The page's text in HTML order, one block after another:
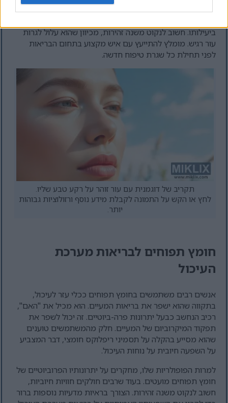
בעוד שחלק מהאנשים מדווחים על תוצאות חיוביות משימוש
ביעילותו. חשוב לנקוט משנה זהירות, מכיוון שהוא עלול לגרות
עור רגיש. מומלץ להתייעץ עם איש מקצוע בתחום הבריאות
לפני תחילת כל שגרת טיפוח חדשה.
תקריב של דוגמנית עם עור זוהר על רקע טבע שליו.
לחץ או הקש על התמונה לקבלת מידע נוסף ורזולוציות גבוהות
יותר.
חומץ תפוחים לבריאות מערכת
העיכול
אנשים רבים משתמשים בחומץ תפוחים ככלי עזר לעיכול,
בתקווה שהוא ישפר את בריאות המעיים. הוא מכיל את "האם",
רכיב הנחשב כבעל יתרונות פרה-ביוטיים. זה יכול לשפר את
תפקוד המיקרוביום של המעיים. חלק מהמשתמשים טוענים
שהוא מסייע בהקלה על תסמיני ריפלוקס חומצי, דבר המצביע
על השפעה חיובית על נוחות העיכול.
למרות הפופולריות שלו, מחקרים על יתרונותיו הפרוביוטיים של
חומץ תפוחים מועטים. בעוד שרבים חולקים חוויות חיוביות,
חשוב לנקוט משנה זהירות. הצורך בראיות מדעיות נוספות ברור